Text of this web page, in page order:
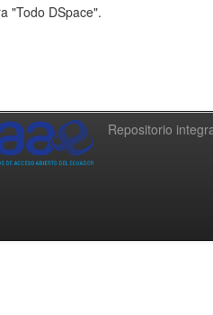
"Todo DSpace".
Repositorio